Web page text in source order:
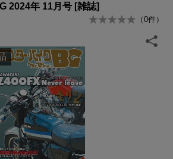
2024年 11月号 [雑誌]
（0件）